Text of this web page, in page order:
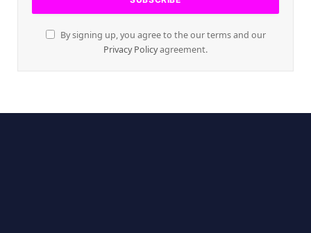
By signing up, you agree to the our terms and our
Privacy Policyagreement.